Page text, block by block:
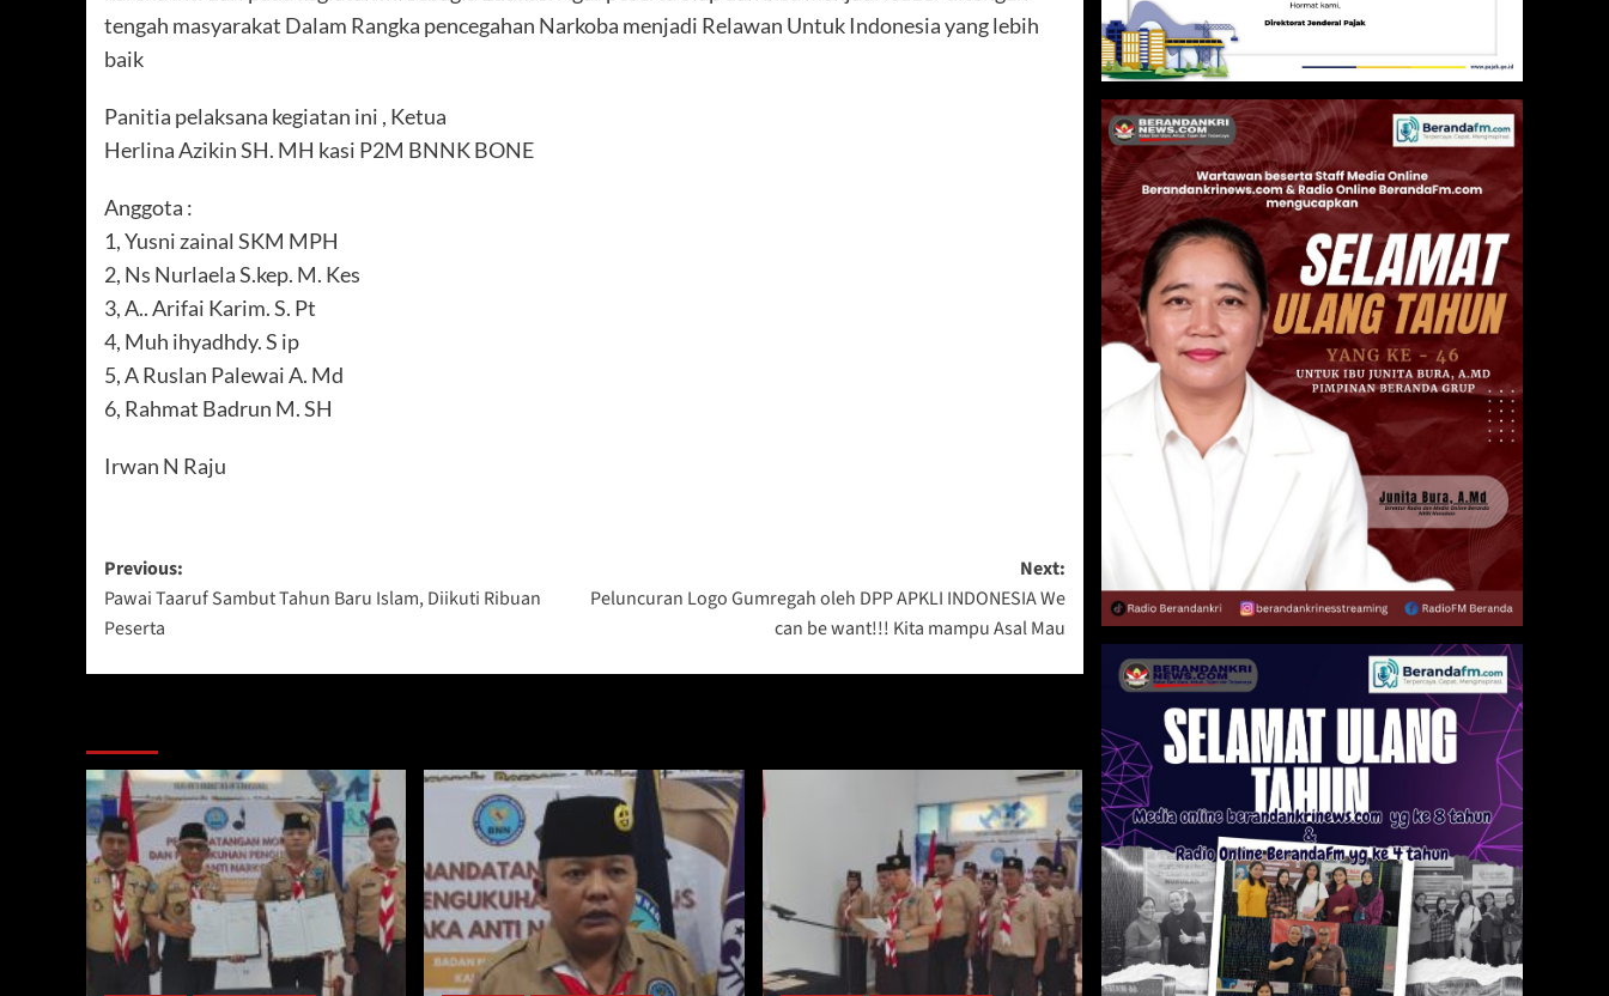
tengah masyarakat Dalam Rangka pencegahan Narkoba menjadi Relawan Untuk Indonesia yang lebih
baik
Panitia pelaksana kegiatan ini , Ketua
Herlina Azikin SH. MH kasi P2M BNNK BONE
Anggota :
1, Yusni zainal SKM MPH
2, Ns Nurlaela S.kep. M. Kes
3, A.. Arifai Karim. S. Pt
4, Muh ihyadhdy. S ip
5, A Ruslan Palewai A. Md
6, Rahmat Badrun M. SH
Irwan N Raju
Post
navigation
Previous:
Pawai Taaruf Sambut Tahun Baru Islam, Diikuti Ribuan
Peserta
Next:
Peluncuran Logo Gumregah oleh DPP APKLI INDONESIA We
can be want!!! Kita mampu Asal Mau